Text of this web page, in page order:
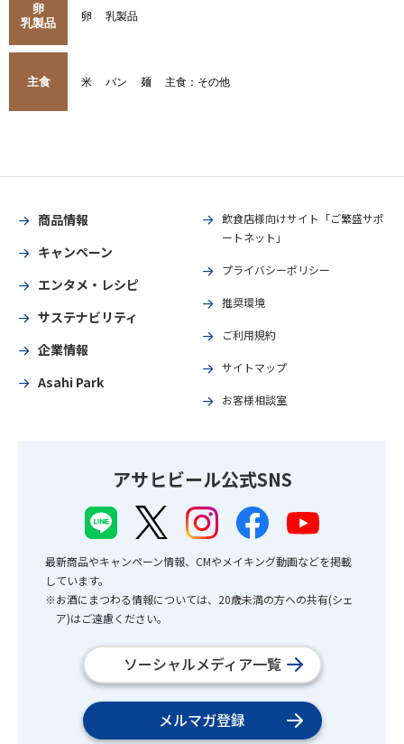
卵
乳製品
卵 乳製品
主食 米 パン 麺 主食：その他
商品情報
キャンペーン
エンタメ・レシピ
サステナビリティ
企業情報
Asahi Park
飲食店様向けサイト「ご繁盛サポ
ートネット」
プライバシーポリシー
推奨環境
ご利用規約
サイトマップ
お客様相談室
アサヒビール公式SNS
最新商品やキャンペーン情報、CMやメイキング動画などを掲載
しています。
※お酒にまつわる情報については、20歳未満の方への共有(シェ
ア)はご遠慮ください。
ソーシャルメディア一覧
メルマガ登録